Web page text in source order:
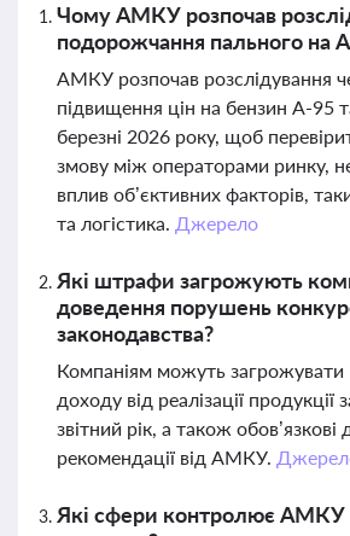
Чому АМКУ розпочав
подорожчання пального на
АМКУ розпочав розслідування
підвищення цін на бензин А-95
березні 2026 року, щоб
змову між операторами ринку,
вплив об’єктивних факторів,
та логістика. Джерело
Які штрафи загрожують
доведення порушень
законодавства?
Компаніям можуть
доходу від реалізації продукції
звітний рік, а також обов’язкові
рекомендації від АМКУ.
Які сфери контролює АМКУ